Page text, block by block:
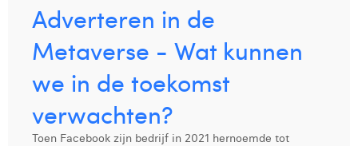
Trainingen
Anouk Allegaert
Arthur Collard
Camille Servais
Charlie Deschamps
Dhan Claes
Onze Waarden
Omnicom Media Group
Certificeringen
Presentaties en Cases
Persberichten
Vacatures
Strategy Director
Digital Business Analyst
Digital Business Consultant NL
Digital Business Intern
Contact
Adverteren in de
Metaverse - Wat kunnen
we in de toekomst
verwachten?
Toen Facebook zijn bedrijf in 2021 hernoemde tot